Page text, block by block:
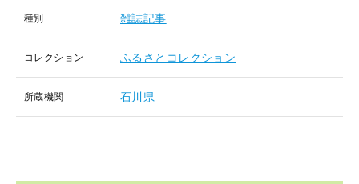
種別 雑誌記事
コレクション ふるさとコレクション
所蔵機関 石川県